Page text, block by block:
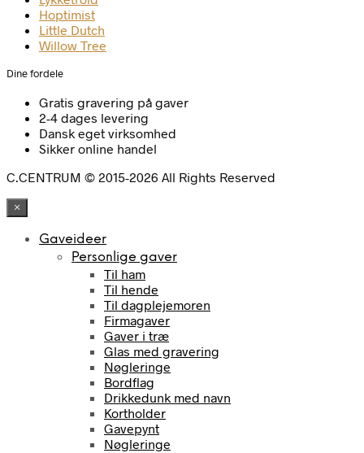
Hoptimist
Little Dutch
Willow Tree
Dine fordele
Gratis gravering på gaver
2-4 dages levering
Dansk eget virksomhed
Sikker online handel
C.CENTRUM © 2015-2026 All Rights Reserved
×
Gaveideer
Personlige gaver
Til ham
Til hende
Til dagplejemoren
Firmagaver
Gaver i træ
Glas med gravering
Nøgleringe
Bordflag
Drikkedunk med navn
Kortholder
Gavepynt
Nøgleringe